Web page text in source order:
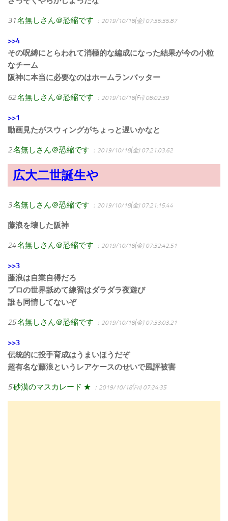
31名無しさん＠恐縮です ：2019/10/18(金) 07:35:35.87
>>4
その呪縛にとらわれて消極的な編成になった結果が今の小粒
なチーム
阪神に本当に必要なのはホームランバッター
62名無しさん＠恐縮です ：2019/10/18(Fri) 08:02:39
>>1
動画見たがスウィングがちょっと遅いかなと
2名無しさん＠恐縮です ：2019/10/18(金) 07:21:03.62
広大二世誕生や
3名無しさん＠恐縮です ：2019/10/18(金) 07:21:15.44
藤浪を壊した阪神
24名無しさん＠恐縮です ：2019/10/18(金) 07:32:42.51
>>3
藤浪は自業自得だろ
プロの世界舐めて練習はダラダラ夜遊び
誰も同情してないぞ
25名無しさん＠恐縮です ：2019/10/18(金) 07:33:03.21
>>3
伝統的に投手育成はうまいほうだぞ
超有名な藤浪というレアケースのせいで風評被害
5砂漠のマスカレード ★ ：2019/10/18(Fri) 07:24:35